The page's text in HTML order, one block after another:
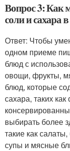
Вопрос 3: Как
соли и сахара
Ответ: Чтобы
одном приеме
блюд с
овощи, фрукты,
блюд, которые
сахара, таких
выбирать более
такие как
супы и мясные